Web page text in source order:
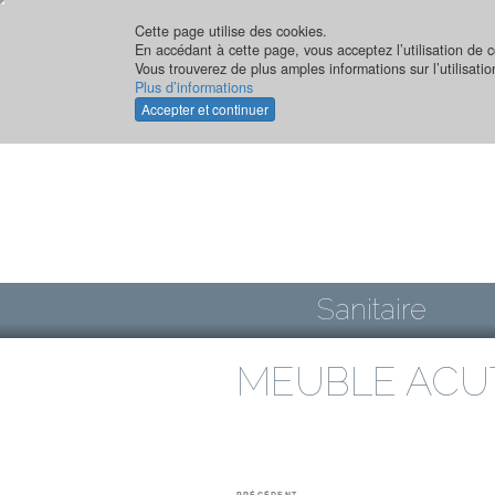
Aller
Cette page utilise des cookies.
En accédant à cette page, vous acceptez l’utilisation de
Vous trouverez de plus amples informations sur
Plus d’informations
Accepter et continuer
Sanitaire
MEUBLE